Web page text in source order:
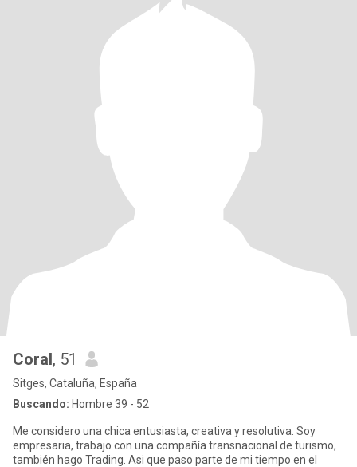
Coral, 51
Sitges, Cataluña, España
Buscando: Hombre 39 - 52
Me considero una chica entusiasta, creativa y resolutiva. Soy
empresaria, trabajo con una compañía transnacional de turismo,
también hago Trading. Asi que paso parte de mi tiempo en el